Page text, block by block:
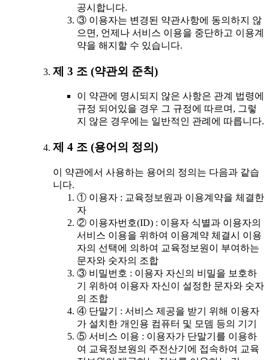
공시합니다.
③ 이용자는 변경된 약관사항에 동의하지 않
으면, 언제나 서비스 이용을 중단하고 이용계
약을 해지할 수 있습니다.
제 3 조 (약관외 준칙)
이 약관에 명시되지 않은 사항은 관계 법령에
규정 되어있을 경우 그 규정에 따르며, 그렇
지 않은 경우에는 일반적인 관례에 따릅니다.
제 4 조 (용어의 정의)
이 약관에서 사용하는 용어의 정의는 다음과 같습
니다.
① 이용자 : 교육정보원과 이용계약을 체결한
자
② 이용자번호(ID) : 이용자 식별과 이용자의
서비스 이용을 위하여 이용계약 체결시 이용
자의 선택에 의하여 교육정보원이 부여하는
문자와 숫자의 조합
③ 비밀번호 : 이용자 자신의 비밀을 보호하
기 위하여 이용자 자신이 설정한 문자와 숫자
의 조합
④ 단말기 : 서비스 제공을 받기 위해 이용자
가 설치한 개인용 컴퓨터 및 모뎀 등의 기기
⑤ 서비스 이용 : 이용자가 단말기를 이용하
여 교육정보원의 주전산기에 접속하여 교육